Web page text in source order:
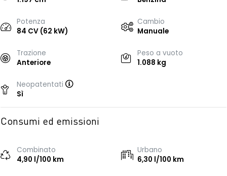
Potenza
84 CV (62 kW)
Cambio
Manuale
Trazione
Anteriore
Peso a vuoto
1.088 kg
Neopatentati
Sì
Consumi ed emissioni
Combinato
4,90 l/100 km
Urbano
6,30 l/100 km